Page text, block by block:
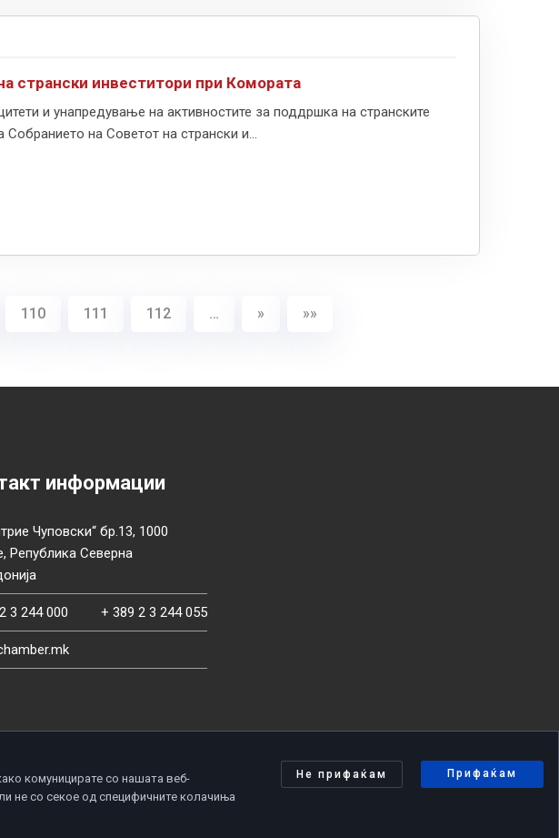
странски инвеститори при Комората
и унапредување на активностите за поддршка на странските
Собранието на Советот на странски и...
110 111 112 … » »»
информации
Чуповски“ бр.13, 1000
Република Северна
3 244 000 + 389 2 3 244 055
Политика за приватност
комуницирате со нашата веб-
не со секое од специфичните колачиња
Не прифаќам Прифаќам